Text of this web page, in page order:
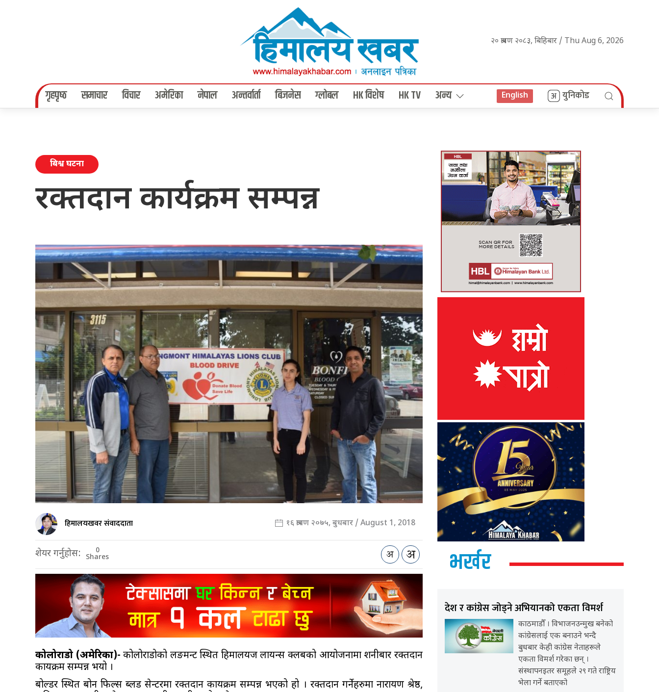
२० श्रावण २०८३, बिहिबार / Thu Aug 6, 2026
गृहपृष्‍ठ समाचार विचार अमेरिका नेपाल अन्तर्वार्ता बिजनेस ग्लोबल HK विशेष HK TV अन्य English युनिकोड
बिश्व घटना
रक्तदान कार्यक्रम सम्पन्न
हिमालयखवर संवाददाता १६ श्रावण २०७५, बुधबार / August 1, 2018
शेयर गर्नुहोस: 0
Shares
कोलोराडो (अमेरिका)-कोलोराडोको लङमन्ट स्थित हिमालयज लायन्स क्लबको आयोजनामा शनीबार रक्तदान
कार्यक्रम सम्पन्न भयो ।
बोल्डर स्थित बोन फिल्स ब्लड सेन्टरमा रक्तदान कार्यक्रम सम्पन्न भएको हो । रक्तदान गर्नेहरुमा नारायण श्रेष्ठ,
भर्खर
देश र कांग्रेस जोड्ने अभियानको एकता विमर्श
काठमाडौँ । विभाजनउन्मुख बनेको
कांग्रेसलाई एक बनाउने भन्दै
बुधबार केही कांग्रेस नेताहरूले
एकता विमर्श गरेका छन् ।
संस्थापनइतर समूहले २९ गते राष्ट्रिय
भेला गर्ने बताएको